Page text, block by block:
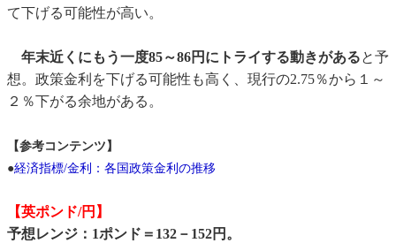
て下げる可能性が高い。
年末近くにもう一度85～86円にトライする動きがあると予
想。政策金利を下げる可能性も高く、現行の2.75％から１～
２％下がる余地がある。
【参考コンテンツ】
●経済指標/金利：各国政策金利の推移
【英ポンド/円】
予想レンジ：1ポンド＝132－152円。